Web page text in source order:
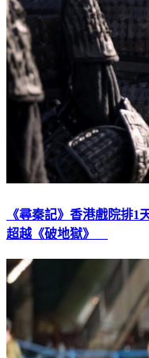
《尋秦記》香港戲院排
超越《破地獄》